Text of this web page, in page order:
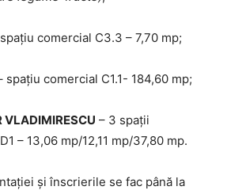
comercial C3.3 – 7,70 mp;
spațiu comercial C1.1- 184,60 mp;
VLADIMIRESCU – 3 spații
– 13,06 mp/12,11 mp/37,80 mp.
şi înscrierile se fac până la